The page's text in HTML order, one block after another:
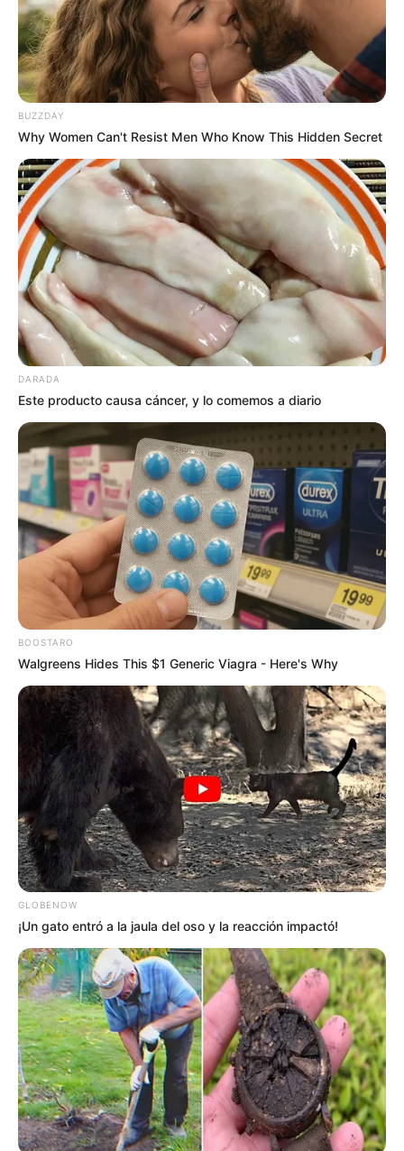
BUZZDAY
Why Women Can't Resist Men Who Know This Hidden Secret
DARADA
Este producto causa cáncer, y lo comemos a diario
BOOSTARO
Walgreens Hides This $1 Generic Viagra - Here's Why
GLOBENOW
¡Un gato entró a la jaula del oso y la reacción impactó!